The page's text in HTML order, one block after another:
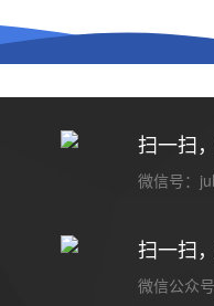
扫一扫
微信号：
扫一扫
微信公众